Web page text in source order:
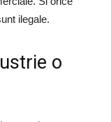
ilegale.
o